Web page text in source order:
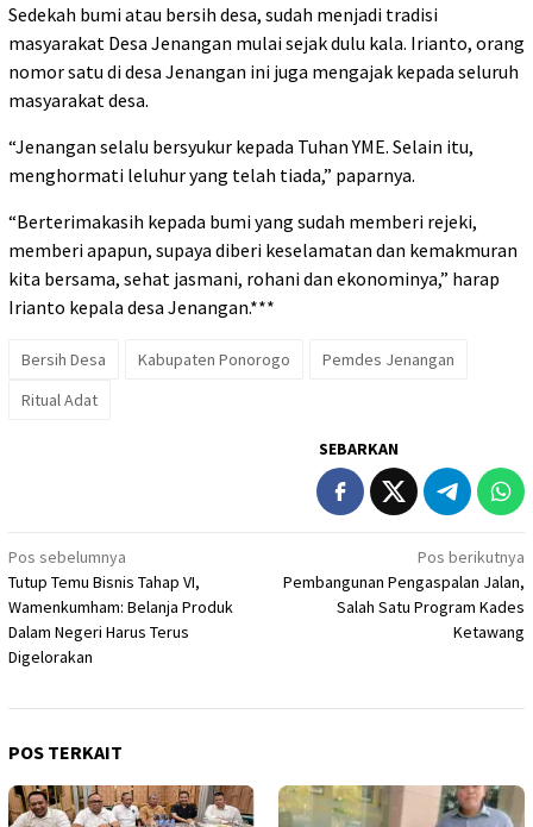
Sedekah bumi atau bersih desa, sudah menjadi tradisi
masyarakat Desa Jenangan mulai sejak dulu kala. Irianto, orang
nomor satu di desa Jenangan ini juga mengajak kepada seluruh
masyarakat desa.
“Jenangan selalu bersyukur kepada Tuhan YME. Selain itu,
menghormati leluhur yang telah tiada,” paparnya.
“Berterimakasih kepada bumi yang sudah memberi rejeki,
memberi apapun, supaya diberi keselamatan dan kemakmuran
kita bersama, sehat jasmani, rohani dan ekonominya,” harap
Irianto kepala desa Jenangan.***
Bersih Desa Kabupaten Ponorogo
Pemdes Jenangan
Ritual Adat
SEBARKAN
Navigasi
pos
Pos sebelumnya
Tutup Temu Bisnis Tahap VI,
Wamenkumham: Belanja Produk
Dalam Negeri Harus Terus
Digelorakan
Pos berikutnya
Pembangunan Pengaspalan Jalan,
Salah Satu Program Kades
Ketawang
POS TERKAIT